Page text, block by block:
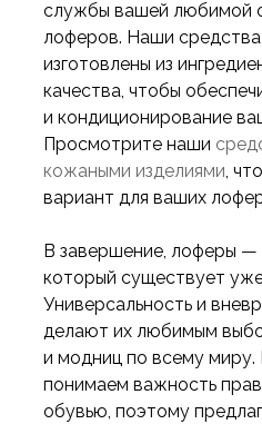
службы вашей любимой
лоферов. Наши
изготовлены из
качества, чтобы
и кондиционирование
Просмотрите наши
кожаными изделиями,
вариант для ваших
В завершение, лоферы —
который существует
Универсальность и
делают их любимым
и модниц по всему миру.
понимаем важность
обувью, поэтому